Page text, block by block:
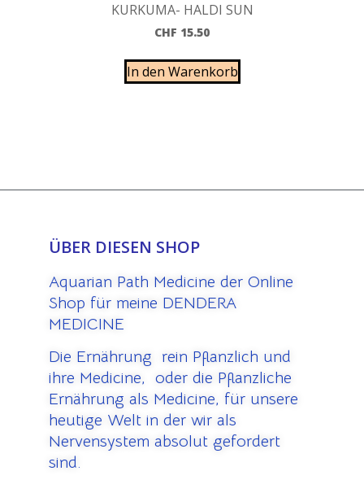
KURKUMA- HALDI SUN
CHF 15.50
In den Warenkorb
ÜBER DIESEN SHOP
Aquarian Path Medicine der Online
Shop für meine DENDERA
MEDICINE
Die Ernährung rein Pflanzlich und
ihre Medicine, oder die Pflanzliche
Ernährung als Medicine, für unsere
heutige Welt in der wir als
Nervensystem absolut gefordert
sind.